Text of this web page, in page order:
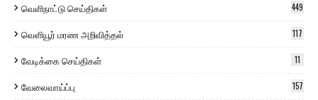
வெளிநாட்டு செய்திகள் 449
வெளியூர் மரண அறிவித்தல் 117
வேடிக்கை செய்திகள் 11
வேலைவாய்ப்பு 157